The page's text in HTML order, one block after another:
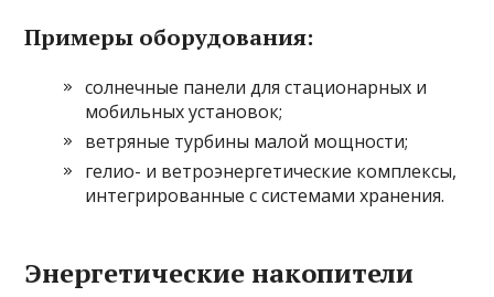
Примеры оборудования:
солнечные панели для стационарных и
мобильных установок;
ветряные турбины малой мощности;
гелио- и ветроэнергетические комплексы,
интегрированные с системами хранения.
Энергетические накопители